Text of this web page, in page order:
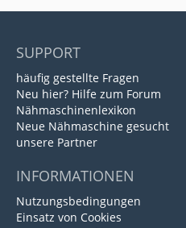
SUPPORT
häufig gestellte Fragen
Neu hier? Hilfe zum Forum
Nähmaschinenlexikon
Neue Nähmaschine gesucht
unsere Partner
INFORMATIONEN
Nutzungsbedingungen
Einsatz von Cookies